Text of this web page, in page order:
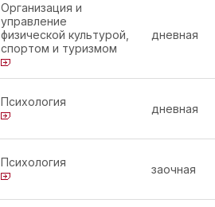
Организация и
управление
физической культурой,
спортом и туризмом
дневная
Психология
дневная
Психология
заочная